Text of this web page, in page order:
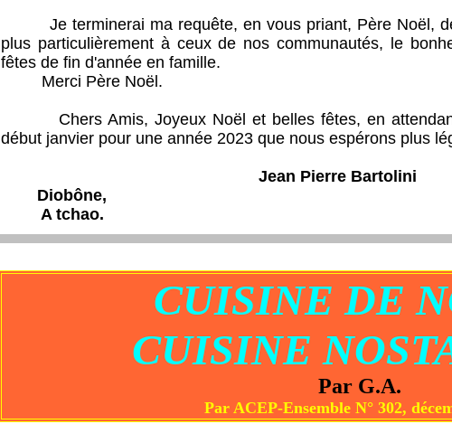
Je terminerai ma requête, en vous priant, Père Noël,
plus particulièrement à ceux de nos communautés, le
fêtes de fin d'année en famille.
Merci Père Noël.
Chers Amis, Joyeux Noël et belles fêtes, en attendant
début janvier pour une année 2023 que nous espérons plus
Jean Pierre Bartolini
Diobône,
A tchao.
CUISINE DE
CUISINE
Par G.A.
Par ACEP-Ensemble N° 302,